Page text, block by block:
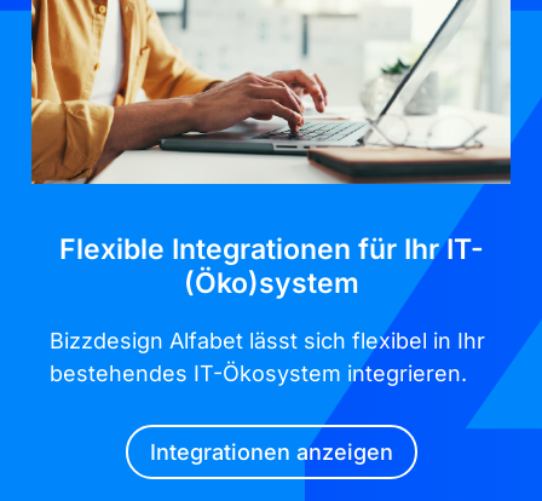
Flexible Integrationen für Ihr IT-
(Öko)system
Bizzdesign Alfabet lässt sich flexibel in Ihr
bestehendes IT-Ökosystem integrieren.
Integrationen anzeigen